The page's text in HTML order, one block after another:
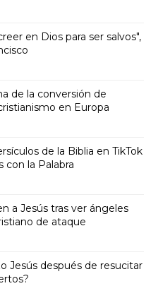
en Dios para ser salvos",
de la conversión de
en Europa
de la Biblia en TikTok
con la Palabra
a Jesús tras ver ángeles
de ataque
Jesús después de resucitar